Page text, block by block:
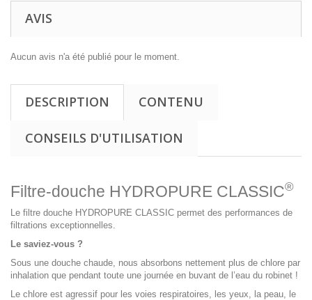
AVIS
Aucun avis n'a été publié pour le moment.
DESCRIPTION CONTENU
CONSEILS D'UTILISATION
Filtre-douche HYDROPURE CLASSIC®
Le filtre douche HYDROPURE CLASSIC permet des performances de
filtrations exceptionnelles.
Le saviez-vous ?
Sous une douche chaude, nous absorbons nettement plus de chlore par
inhalation que pendant toute une journée en buvant de l’eau du robinet !
Le chlore est agressif pour les voies respiratoires, les yeux, la peau, le